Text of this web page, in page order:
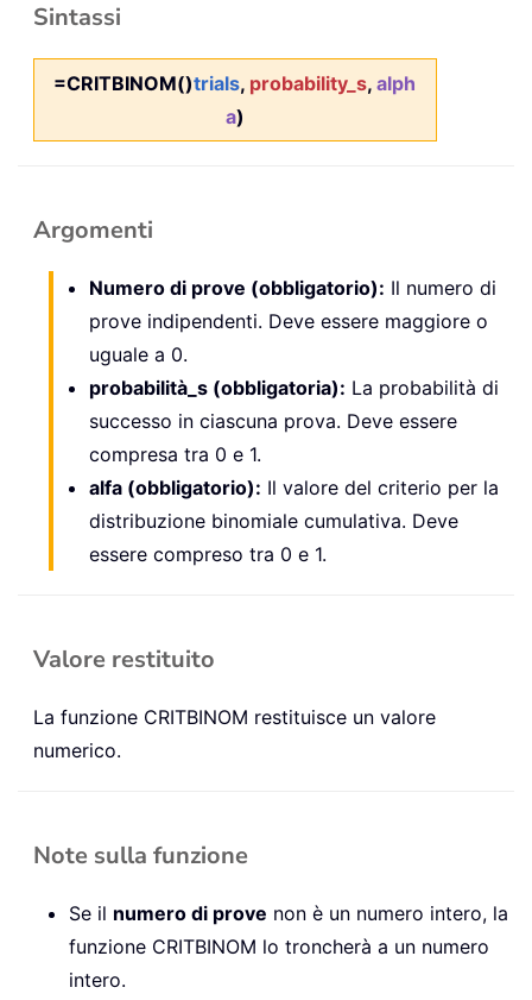
Sintassi
=CRITBINOM()trials, probability_s,alph
a)
Argomenti
Numero di prove (obbligatorio): Il numero di
prove indipendenti. Deve essere maggiore o
uguale a 0.
probabilità_s (obbligatoria): La probabilità di
successo in ciascuna prova. Deve essere
compresa tra 0 e 1.
alfa (obbligatorio): Il valore del criterio per la
distribuzione binomiale cumulativa. Deve
essere compreso tra 0 e 1.
Valore restituito
La funzione CRITBINOM restituisce un valore
numerico.
Note sulla funzione
Se il numero di prove non è un numero intero, la
funzione CRITBINOM lo troncherà a un numero
intero.